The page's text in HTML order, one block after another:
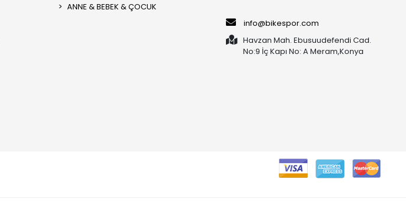
ANNE & BEBEK & ÇOCUK
info@bikespor.com
Havzan Mah. Ebusuudefendi Cad.
No:9 İç Kapı No: A Meram,Konya